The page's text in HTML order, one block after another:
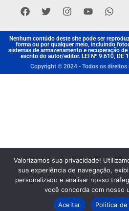
Nenhum contúdo deste site pode ser
forma ou por qualquer meio, incluindo
sistemas de armazenamento e recuperação
escrito do autor/editor. LEI Nº 9.610, DE
Copyright © 2024 - Todos os direitos
Valorizamos sua privacidade!
sua experiência de navegação,
personalizado e analisar nosso
você concorda com nosso
Aceitar
Política